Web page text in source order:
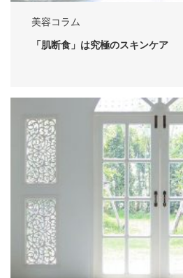
美容コラム
「肌断食」は究極のスキンケア